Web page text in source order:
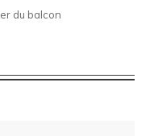
du balcon